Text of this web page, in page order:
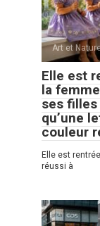
Art et
Elle est
la
ses filles
qu’une
couleur
Elle est
réussi à